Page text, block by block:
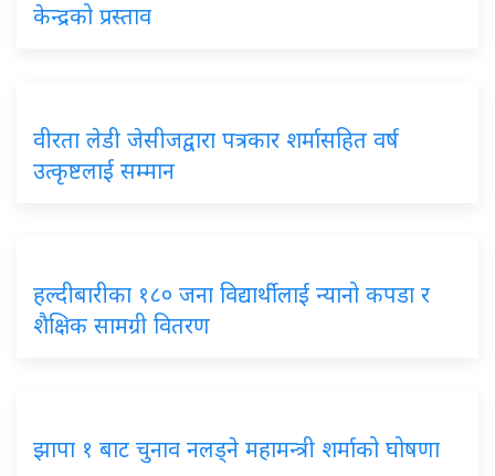
केन्द्रको प्रस्ताव
वीरता लेडी जेसीजद्वारा पत्रकार शर्मासहित वर्ष
उत्कृष्टलाई सम्मान
हल्दीबारीका १८० जना विद्यार्थीलाई न्यानो कपडा र
शैक्षिक सामग्री वितरण
झापा १ बाट चुनाव नलड्ने महामन्त्री शर्माको घोषणा